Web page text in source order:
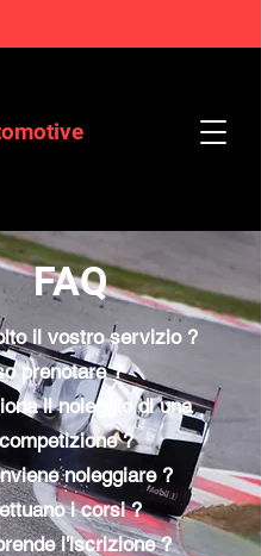
FAQ
il vostro servizio ?
prenotare ?
il noleggio di una
?
noleggiare ?
i corsi ?
l'iscrizione ?